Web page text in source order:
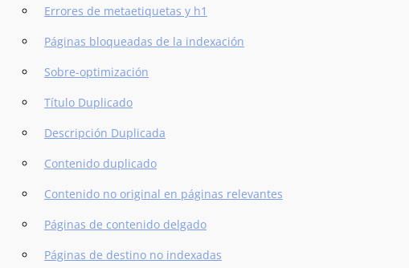
Errores de metaetiquetas y h1
Páginas bloqueadas de la indexación
Sobre-optimización
Título Duplicado
Descripción Duplicada
Contenido duplicado
Contenido no original en páginas relevantes
Páginas de contenido delgado
Páginas de destino no indexadas